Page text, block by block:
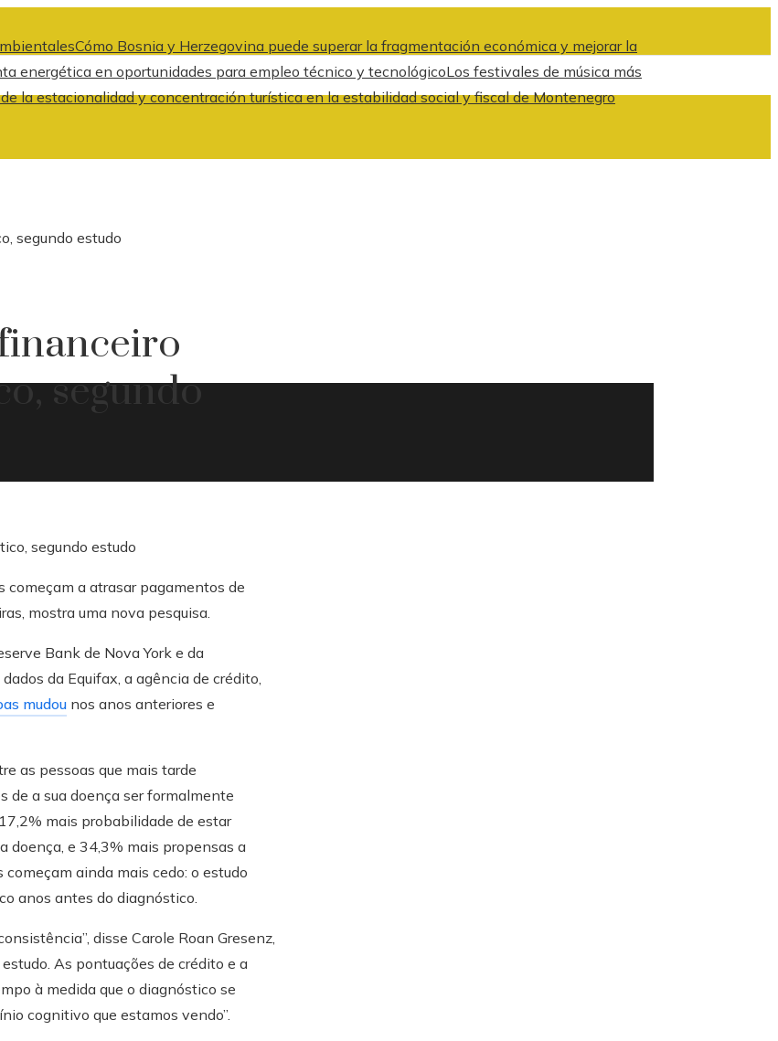
Cómo Bosnia y Herzegovina puede superar la fragmentación económica y mejorar la
energética en oportunidades para empleo técnico y tecnológicoLos festivales de música más
la estacionalidad y concentración turística en la estabilidad social y fiscal de Montenegro
segundo estudo
segundo
começam a atrasar pagamentos de
mostra uma nova pesquisa.
Bank de Nova York e da
da Equifax, a agência de crédito,
mudou nos anos anteriores e
as pessoas que mais tarde
de a sua doença ser formalmente
mais probabilidade de estar
doença, e 34,3% mais propensas a
ainda mais cedo: o estudo
anos antes do diagnóstico.
disse Carole Roan Gresenz,
As pontuações de crédito e a
à medida que o diagnóstico se
cognitivo que estamos vendo”.